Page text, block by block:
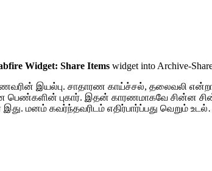
Widget: Share Items widget into Archive-
இயல்பு. சாதாரண காய்ச்சல், தலைவலி
புகார். இதன் காரணமாகவே சின்ன
மனம் கவர்ந்தவரிடம் எதிர்பார்ப்பது வெறும்